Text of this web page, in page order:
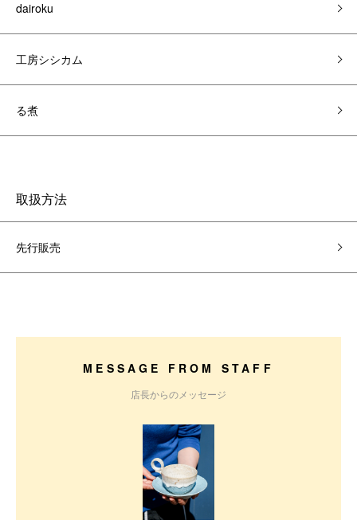
dairoku
工房シシカム
る煮
取扱方法
先行販売
MESSAGE FROM STAFF
店長からのメッセージ